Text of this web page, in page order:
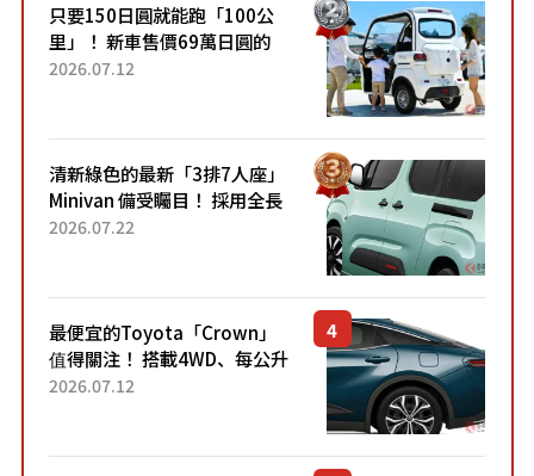
只要150日圓就能跑「100公
里」！ 新車售價69萬日圓的
「3人座」Trike大受歡迎！ 順
2026.07.12
清新綠色的最新「3排7人座」
Minivan 備受矚目！ 採用全長
4.7公尺剛剛好的車身尺寸與
2026.07.22
最便宜的Toyota「Crown」
值得關注！ 搭載4WD、每公升
22.4公里低油耗表現超亮眼！
2026.07.12